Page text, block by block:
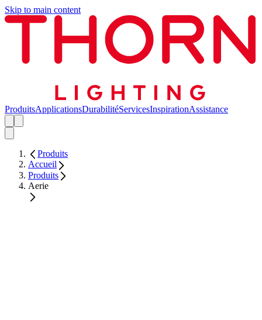
Skip to main content
ProduitsApplicationsDurabilitéServicesInspirationAssistance
Produits
Accueil
Produits
Aerie